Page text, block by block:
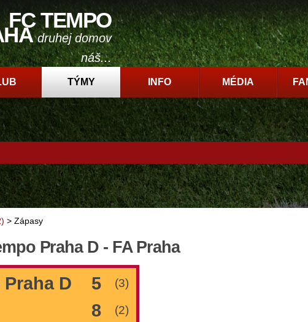
FC TEMPO
druhej domov
náš...
TÝMY INFO MÉDIA
> Zápasy
Praha D - FA Praha
Praha D 5 (3)
8 (2)